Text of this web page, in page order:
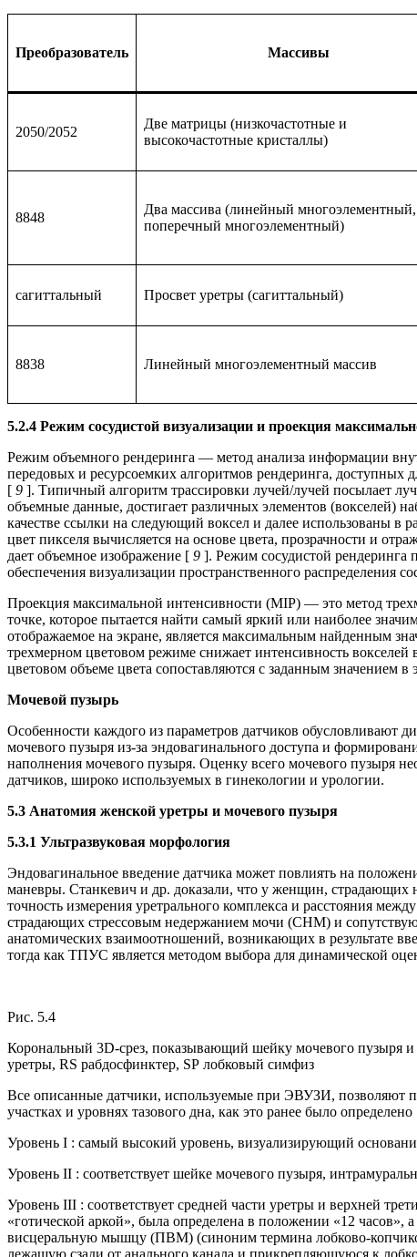
Преобразователь Массивы
2050/2052
Две матрицы (низкочастотные и
высокочастотные кристаллы)
8848
Два массива (линейный многоэлементный,
поперечный многоэлементный)
сагиттальный Просвет уретры (сагиттальный)
8838 Линейный многоэлементный массив
5.2.4 Режим сосудистой визуализации и проекция
Режим объемного рендеринга — метод анализа информации
передовых и ресурсоемких алгоритмов рендеринга,
[ 9 ]. Типичный алгоритм трассировки лучей/лучей посылает
объемные данные, достигает различных элементов (вокселей)
качестве ссылки на следующий воксел и далее использованы
цвет пикселя вычисляется на основе цвета, прозрачности и
дает объемное изображение [ 9 ]. Режим сосудистой рендеринга
обеспечения визуализации пространственного распределения
Проекция максимальной интенсивности (MIP) — это метод
точке, которое пытается найти самый яркий или наиболее
отображаемое на экране, является максимальным найденным
трехмерном цветовом режиме снижает интенсивность вокселей
цветовом объеме цвета сопоставляются с заданным значением в
Мочевой пузырь
Особенности каждого из параметров датчиков обусловливают
мочевого пузыря из-за эндовагинального доступа и
наполнения мочевого пузыря. Оценку всего мочевого пузыря
датчиков, широко используемых в гинекологии и урологии.
5.3 Анатомия женской уретры и мочевого пузыря
5.3.1 Ультразвуковая морфология
Эндовагинальное введение датчика может повлиять на
маневры. Станкевич и др. доказали, что у женщин,
точность измерения уретрального комплекса и расстояния
страдающих стрессовым недержанием мочи (СНМ) и
анатомических взаимоотношений, возникающих в результате
тогда как ТПУС является методом выбора для динамической
Рис. 5.4
Корональный 3D-срез, показывающий шейку мочевого пузыря
уретры, RS рабдосфинктер, SP лобковый симфиз
Все описанные датчики, используемые при ЭВУЗИ, позволяют
участках и уровнях тазового дна, как это ранее было
Уровень I : самый высокий уровень, визуализирующий
Уровень II : соответствует шейке мочевого пузыря,
Уровень III : соответствует средней части уретры и верхней
«готической аркой», была определена в положении «12
висцеральную мышцу (ПВМ) (синоним термина лобково-